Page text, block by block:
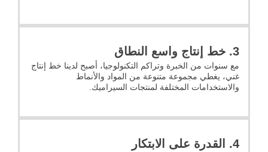
3. خط إنتاج واسع النطاق
مع سنوات من الخبرة وتراكم التكنولوجيا، أصبح لدينا خط إنتاج
غني، يغطي مجموعة متنوعة من المواد والأنماط
والاستخدامات المختلفة لمنتجات السيراميك.
4. القدرة على الابتكار